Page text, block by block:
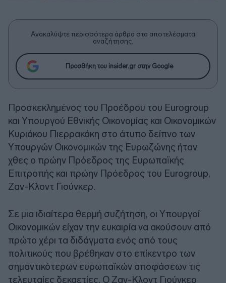
Ανακαλύψτε περισσότερα άρθρα στα αποτελέσματα
αναζήτησης.
Προσθήκη του insider.gr στην Google
Προσκεκλημένος του Προέδρου του Eurogroup
και Υπουργού Εθνικής Οικονομίας και Οικονομικών
Κυριάκου Πιερρακάκη στο άτυπο δείπνο των
Υπουργών Οικονομικών της Ευρωζώνης ήταν
χθες ο πρώην Πρόεδρος της Ευρωπαϊκής
Επιτροπής και πρώην Πρόεδρος του Eurogroup,
Ζαν-Κλοντ Γιούνκερ.
Σε μια ιδιαίτερα θερμή συζήτηση, οι Υπουργοί
Οικονομικών είχαν την ευκαιρία να ακούσουν από
πρώτο χέρι τα διδάγματα ενός από τους
πολιτικούς που βρέθηκαν στο επίκεντρο των
σημαντικότερων ευρωπαϊκών αποφάσεων τις
τελευταίες δεκαετίες. Ο Ζαν-Κλοντ Γιούνκερ